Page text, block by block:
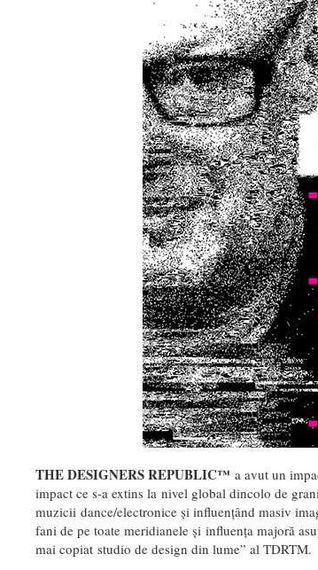
THE DESIGNERS REPUBLIC™ a avut un
impact ce s-a extins la nivel global dincolo de
muzicii dance/electronice și influențând masiv
fani de pe toate meridianele și influența majoră
mai copiat studio de design din lume” al TDRTM.